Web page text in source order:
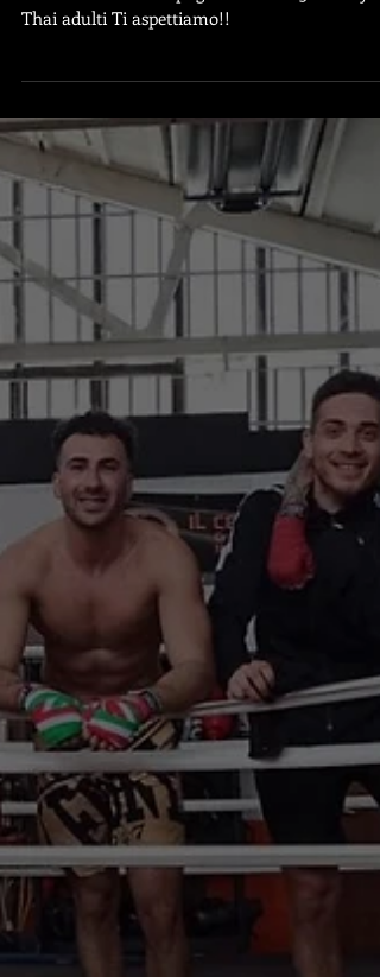
Menù del giorno! Ore 18 agonisti con batteria di
Thai adulti Ti aspettiamo!!